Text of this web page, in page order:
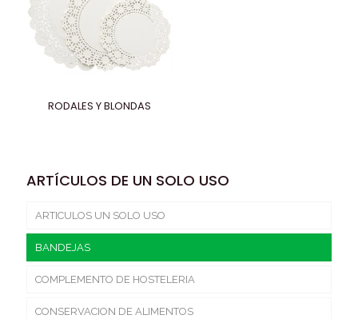
RODALES Y BLONDAS
ARTÍCULOS DE UN SOLO USO
ARTICULOS UN SOLO USO
BANDEJAS
COMPLEMENTO DE HOSTELERIA
CONSERVACION DE ALIMENTOS